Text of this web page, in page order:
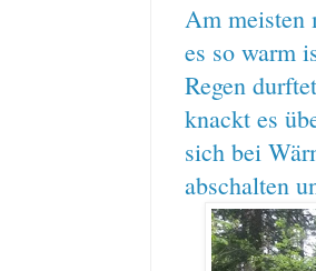
Am meisten
es so warm
Regen
knackt es
sich bei
abschalten